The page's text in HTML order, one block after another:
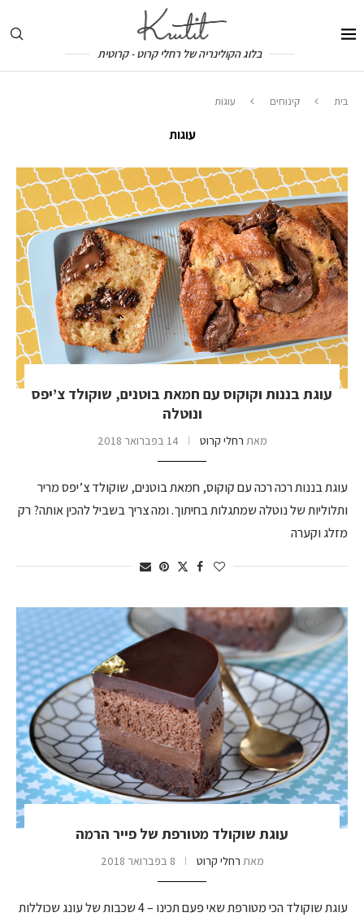
בלוג הקולינריה של רחלי קרוט - קרוטית
בית קינוחים עוגות
עוגות
עוגת בננות וקוקוס עם חמאת בוטנים, שוקולד צ’יפס
ונוטלה
מאת רחלי קרוט 14 בפברואר 2018
עוגת בננות רכה רכה עם קוקוס, חמאת בוטנים, שוקולד צ’יפס מריר
ותלוליות של נוטלה שמתגלות בחיתוך. ומה צריך בשביל להכין אותה? רק
מזלג וקערה
עוגת שוקולד מטורפת של פייר הרמה
מאת רחלי קרוט 8 בפברואר 2018
עוגת שוקולד הכי מטורפת שאי פעם תכינו – 4 שכבות של עונג שכוללות